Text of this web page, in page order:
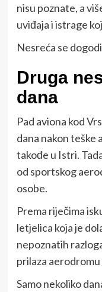
nisu poznate, a
uviđaja i istrage
Nesreća se
Druga
dana
Pad aviona kod
dana nakon teške
takođe u Istri.
od sportskog
osobe.
Prema riječima
letjelica koja je
nepoznatih
prilaza
Samo nekoliko